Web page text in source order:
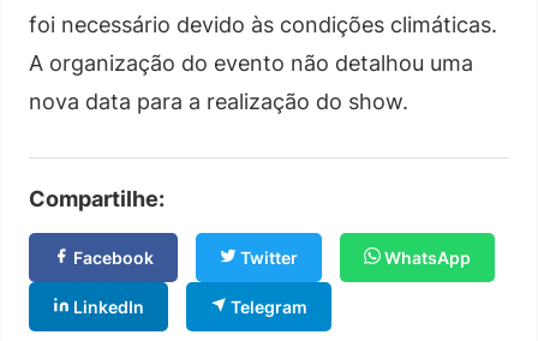
foi necessário devido às condições climáticas.
A organização do evento não detalhou uma
nova data para a realização do show.
Compartilhe:
Facebook Twitter WhatsApp
LinkedIn Telegram